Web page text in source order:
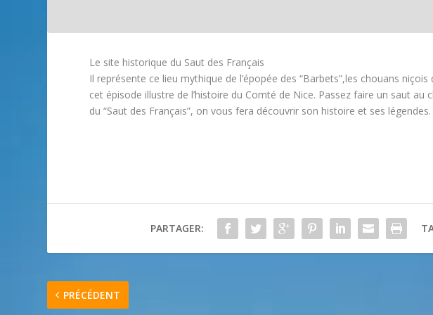
Le site historique du Saut des Français
Il représente ce lieu mythique de l’épopée des “Barbets”,les chouans
cet épisode illustre de l’histoire du Comté de Nice. Passez faire un saut au
du “Saut des Français”, on vous fera découvrir son histoire et ses légendes.
PARTAGER:
PRÉCÉDENT